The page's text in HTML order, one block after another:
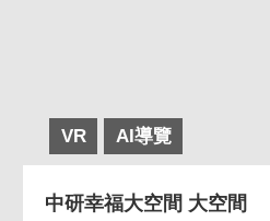
VR AI導覽
中研幸福大空間 大空間